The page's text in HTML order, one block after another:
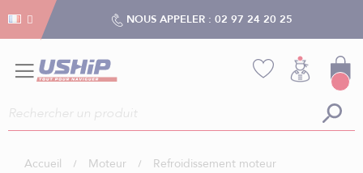
NOUS APPELER : 02 97 24 20 25
Accueil Moteur
Refroidissement moteur
Gestion des cookies
Gestion des cookies